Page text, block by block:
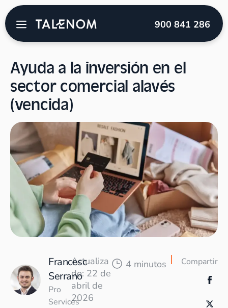
900 841 286
inversión en el sector comercial alavés (vencida)
Ayuda a la inversión en el
sector comercial alavés
(vencida)
Francesc
Serrano
Pro
Services
Actualiza
do: 22 de
abril de
2026
4 minutos Compartir